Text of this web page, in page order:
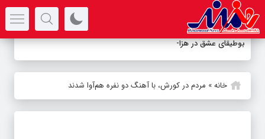
بوطیقای عشق در هزاره معاصر
خانه» مردم در کورش، با آهنگ دو نفره هم‌آوا شدند